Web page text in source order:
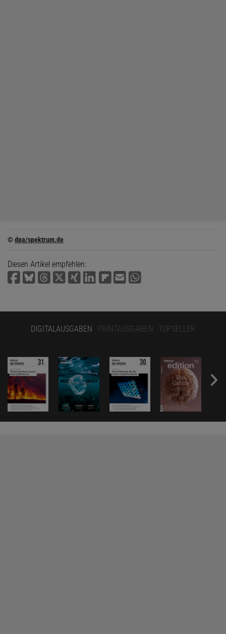
©dpa/spektrum.de
Diesen Artikel empfehlen:
DIGITALAUSGABEN PRINTAUSGABEN TOPSELLER